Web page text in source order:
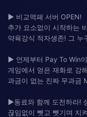
▶ 비교역패 서버 OPEN!
추가 요소없이 시작하는
약육강식 적자생존! 그 누
▶ 언제부터 Pay To Win
게임에서 얻은 재화로 강
과금이 없는 진짜 무과금
▶동료와 함께 도전하라!
끊임없이 뺏고 뺏기며 지